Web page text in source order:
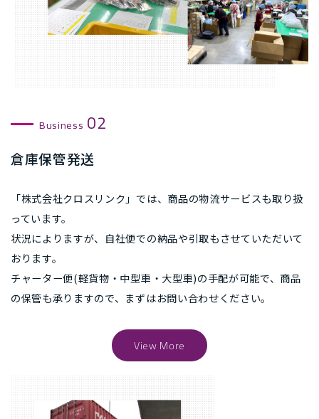
Business 02
倉庫保管発送
「株式会社クロスリンク」では、商品の物流サービスも取り扱
っています。
状況によりますが、自社便での納品や引取もさせていただいて
おります。
チャーター便(軽貨物・中型車・大型車)の手配が可能で、商品
の保管も承りますので、まずはお問い合わせください。
View More